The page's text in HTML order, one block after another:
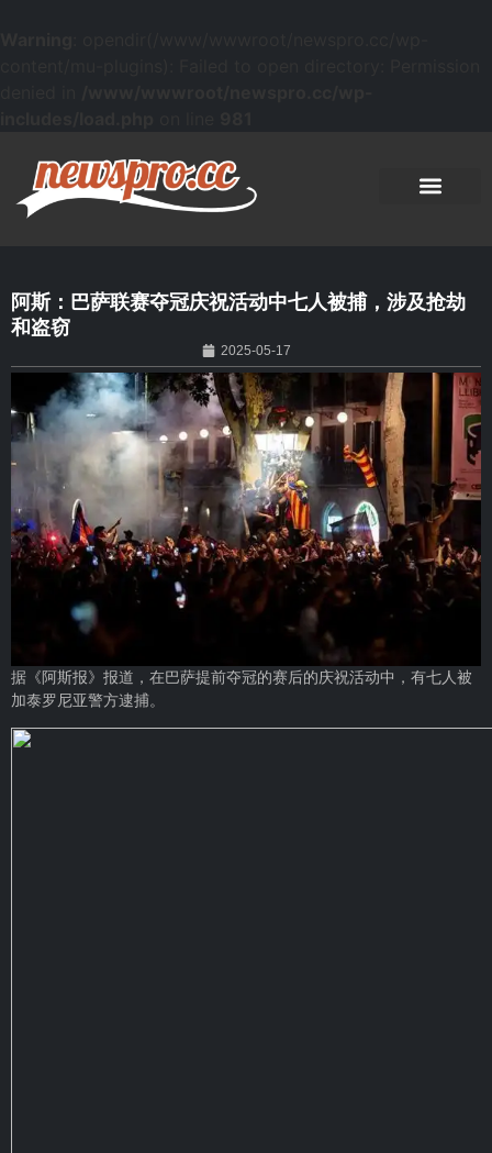
阿斯：巴萨联赛夺冠庆祝活动中七人被捕，涉及抢劫
和盗窃
2025-05-17
据《阿斯报》报道，在巴萨提前夺冠的赛后的庆祝活动中，有七人被
加泰罗尼亚警方逮捕。